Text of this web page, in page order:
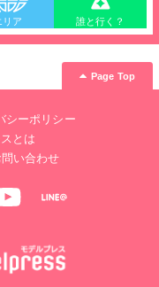
リア 誰と行く？
Page Top
シーポリシー
とは
い合わせ